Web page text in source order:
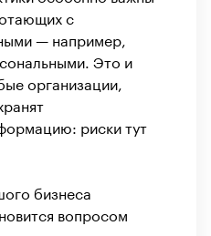
с
— например,
Это и
организации,
риски тут
бизнеса
вопросом